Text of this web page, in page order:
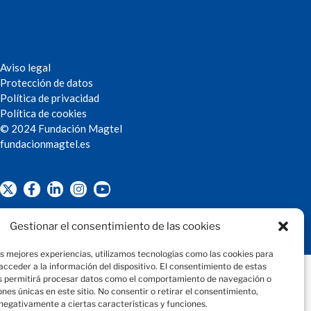
Gestionar el consentimiento de las cookies
mejores experiencias, utilizamos tecnologías como las cookies para
a la información del dispositivo. El consentimiento de estas
permitirá procesar datos como el comportamiento de navegación o
únicas en este sitio. No consentir o retirar el consentimiento,
a ciertas características y funciones.
Aviso legal
Protección de datos
Política de privacidad
Política de cookies
© 2024 Fundación Magtel
fundacionmagtel.es